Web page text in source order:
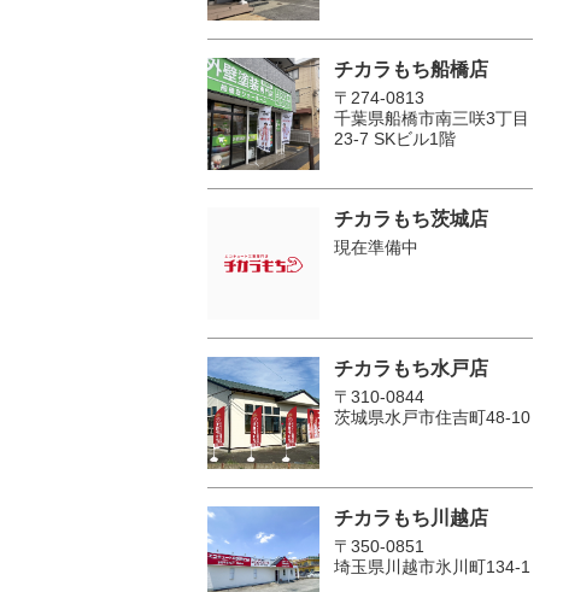
チカラもち船橋店
〒274-0813
千葉県船橋市南三咲3丁目
23-7 SKビル1階
チカラもち茨城店
現在準備中
チカラもち水戸店
〒310-0844
茨城県水戸市住吉町48-10
チカラもち川越店
〒350-0851
埼玉県川越市氷川町134-1